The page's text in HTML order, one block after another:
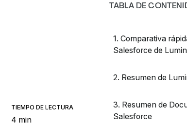
TIEMPO DE LECTURA
4 min
TABLA DE
1. Comparativa
Salesforce de
2. Resumen de
3. Resumen de
Salesforce